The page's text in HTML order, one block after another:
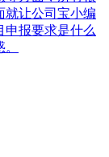
就让公司宝小编
申报要求是什么